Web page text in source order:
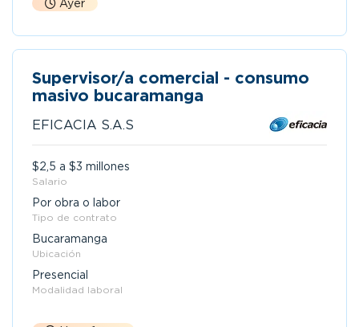
Ayer
Supervisor/a comercial - consumo
masivo bucaramanga
EFICACIA S.A.S
$2,5 a $3 millones
Salario
Por obra o labor
Tipo de contrato
Bucaramanga
Ubicación
Presencial
Modalidad laboral